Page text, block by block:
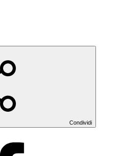
Condividi